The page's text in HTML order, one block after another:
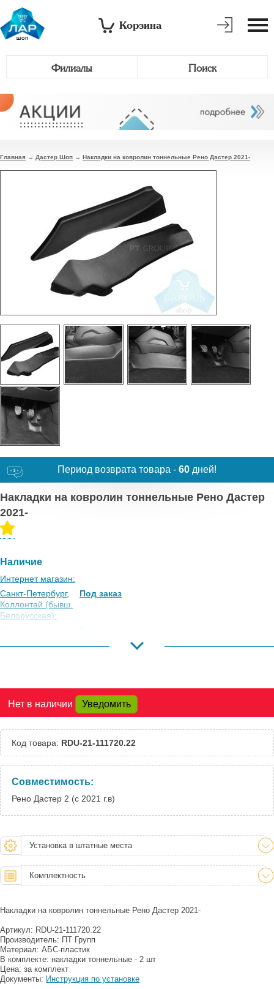
Корзина
Филиалы Поиск
Главная → Дастер Шоп → Накладки на ковролин тоннельные Рено Дастер 2021-
Период возврата товара - 60 дней!
Накладки на ковролин тоннельные Рено Дастер
2021-
Наличие
Интернет магазин:
Санкт-Петербург,
Коллонтай (бывш.
Белорусская):
Под заказ
Краснодар:
Под заказ
Самара:
Тверь:
Тюмень:
Под заказ
Челябинск:
Под заказ
Нет в наличии Уведомить
Код товара: RDU-21-111720.22
Совместимость:
Рено Дастер 2 (с 2021 г.в)
Установка в штатные места
Комплектность
Накладки на ковролин тоннельные Рено Дастер 2021-
Артикул: RDU-21-111720.22
Производитель: ПТ Групп
Материал: АБС-пластик
В комплекте: накладки тоннельные - 2 шт
Цена: за комплект
Документы: Инструкция по установке